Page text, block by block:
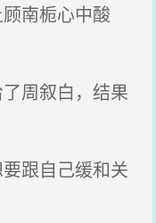
南栀心中酸
周叙白，结果
跟自己缓和关